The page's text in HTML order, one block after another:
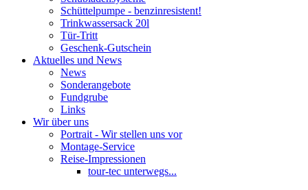
Schüttelpumpe - benzinresistent!
Trinkwassersack 20l
Tür-Tritt
Geschenk-Gutschein
Aktuelles und News
News
Sonderangebote
Fundgrube
Links
Wir über uns
Portrait - Wir stellen uns vor
Montage-Service
Reise-Impressionen
tour-tec unterwegs...